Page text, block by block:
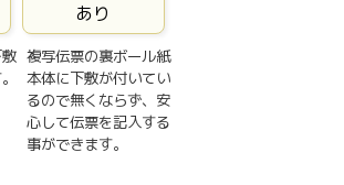
あり
複写伝票の裏ボール紙
本体に下敷が付いてい
るので無くならず、安
心して伝票を記入する
事ができます。